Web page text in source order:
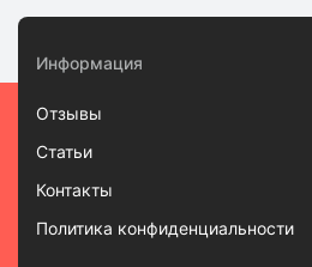
Информация
Отзывы
Статьи
Контакты
Политика конфиденциальности